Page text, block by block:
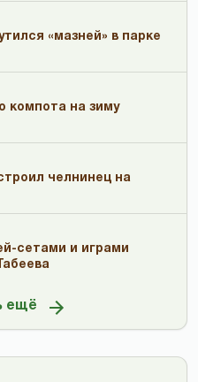
«мазней» в парке
компота на зиму
челнинец на
сетами и играми
ещё